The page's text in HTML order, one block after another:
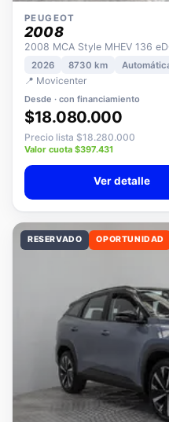
PEUGEOT
2008
2008 MCA Style MHEV 136
2026 8730 km
📍 Movicenter
Desde · con financiamiento
$18.080.000
Precio lista $18.280.000
Valor cuota $397.431
RESERVADO OPORTUNIDAD